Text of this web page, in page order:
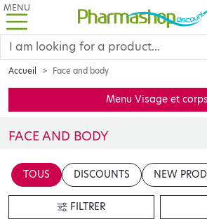
MENU
Accueil Face and body
Menu Visage et corps
FACE AND BODY
TOUS
DISCOUNTS NEW
FILTRER